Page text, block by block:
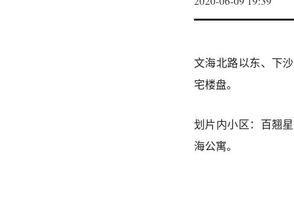
文海北路以东、下
宅楼盘。
划片内小区：百翘
海公寓。